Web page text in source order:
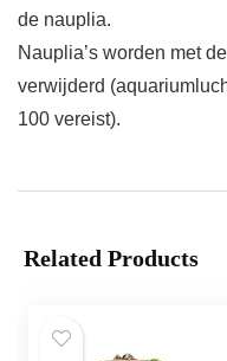
de nauplia.
Nauplia’s worden met
verwijderd
100 vereist).
Related Products